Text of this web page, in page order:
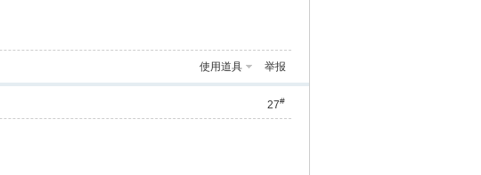
使用道具 举报
27#